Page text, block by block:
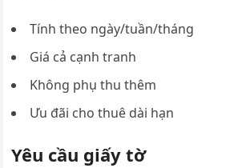
Tính theo ngày/tuần/tháng
Giá cả cạnh tranh
Không phụ thu thêm
Ưu đãi cho thuê dài hạn
Yêu cầu giấy tờ